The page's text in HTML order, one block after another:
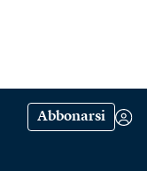
Abbonarsi